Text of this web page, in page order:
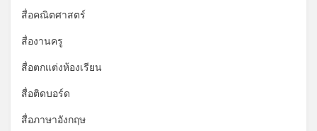
สื่อคณิตศาสตร์
สื่องานครู
สื่อตกแต่งห้องเรียน
สื่อติดบอร์ด
สื่อภาษาอังกฤษ